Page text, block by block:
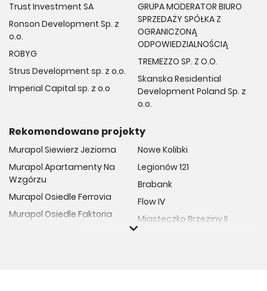
Trust Investment SA
Ronson Development Sp. z
o.o.
ROBYG
Strus Development sp. z o.o.
Imperial Capital sp. z o.o
GRUPA MODERATOR BIURO
SPRZEDAŻY SPÓŁKA Z
OGRANICZONĄ
ODPOWIEDZIALNOŚCIĄ
TREMEZZO SP. Z O.O.
Skanska Residential
Development Poland Sp. z
o.o.
Rekomendowane projekty
Murapol Siewierz Jeziorna
Murapol Apartamenty Na
Wzgórzu
Murapol Osiedle Ferrovia
Murapol Osiedle Faktoria
Nowe Kolibki
Legionów 121
Brabank
Flow IV
Miasteczko Brzeziny II